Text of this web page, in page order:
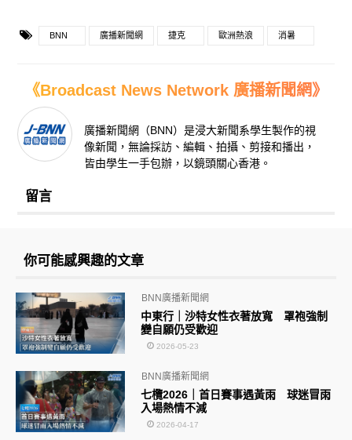
BNN 廣播新聞網 捷克 歐洲熱浪 消暑
《Broadcast News Network 廣播新聞網》
廣播新聞網（BNN）是浸大新聞系學生製作的視
像新聞，無論採訪、編輯、拍攝、剪接和播出，
皆由學生一手包辦，以鏡頭關心香港。
留言
你可能感興趣的文章
中東行｜沙特女性衣著放寬 罩袍強制
變自願仍受歡迎
BNN廣播新聞網
2026-05-23
七欖2026｜首日賽事遇黃雨 球迷冒雨
入場熱情不減
BNN廣播新聞網
2026-04-17